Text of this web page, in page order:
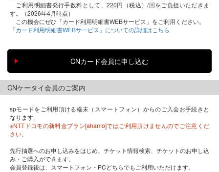
ご利用明細書発行手数料として、220円（税込）/回をご負担いただきま
す。（2026年4月時点）
この機会にぜひ「カード利用明細書WEBサービス」をご利用ください。
「カード利用明細書WEBサービス」についての詳細はこちら
CNケータイ会員のご案内
spモードをご利用頂ける端末（スマートフォン）からのご入会お手続きと
なります。
※NTTドコモの新料金プラン[ahamo]ではご利用頂けませんのでご注意くだ
さい。
先行抽選へのお申し込みをはじめ、チケット情報検索、チケットのお申し込
み・ご購入ができます。
会員登録後は、スマートフォン・PCどちらでもご利用いただけます。